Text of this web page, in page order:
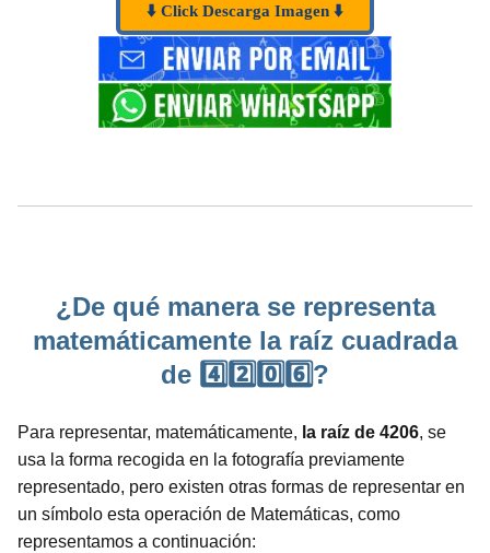
⬇️ Click Descarga Imagen ⬇️
¿De qué manera se representa
matemáticamente la raíz cuadrada
de 4️⃣2️⃣0️⃣6️⃣?
Para representar, matemáticamente, la raíz de 4206, se
usa la forma recogida en la fotografía previamente
representado, pero existen otras formas de representar en
un símbolo esta operación de Matemáticas, como
representamos a continuación: